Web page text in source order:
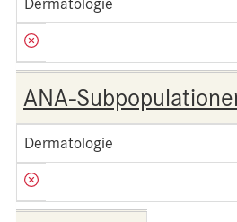
Dermatologie
ANA-
Dermatologie